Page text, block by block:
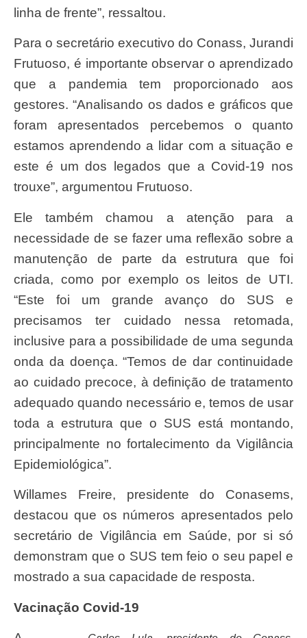
linha de frente”, ressaltou.
Para o secretário executivo do Conass, Jurandi
Frutuoso, é importante observar o aprendizado
que a pandemia tem proporcionado aos
gestores. “Analisando os dados e gráficos que
foram apresentados percebemos o quanto
estamos aprendendo a lidar com a situação e
este é um dos legados que a Covid-19 nos
trouxe”, argumentou Frutuoso.
Ele também chamou a atenção para a
necessidade de se fazer uma reflexão sobre a
manutenção de parte da estrutura que foi
criada, como por exemplo os leitos de UTI.
“Este foi um grande avanço do SUS e
precisamos ter cuidado nessa retomada,
inclusive para a possibilidade de uma segunda
onda da doença. “Temos de dar continuidade
ao cuidado precoce, à definição de tratamento
adequado quando necessário e, temos de usar
toda a estrutura que o SUS está montando,
principalmente no fortalecimento da Vigilância
Epidemiológica”.
Willames Freire, presidente do Conasems,
destacou que os números apresentados pelo
secretário de Vigilância em Saúde, por si só
demonstram que o SUS tem feio o seu papel e
mostrado a sua capacidade de resposta.
Vacinação Covid-19